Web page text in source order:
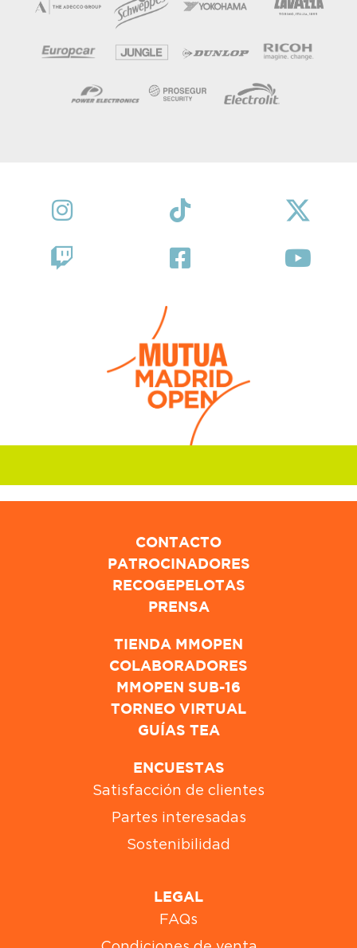
CONTACTO
PATROCINADORES
RECOGEPELOTAS
PRENSA
TIENDA MMOPEN
COLABORADORES
MMOPEN SUB-16
TORNEO VIRTUAL
GUÍAS TEA
ENCUESTAS
Satisfacción de clientes
Partes interesadas
Sostenibilidad
LEGAL
FAQs